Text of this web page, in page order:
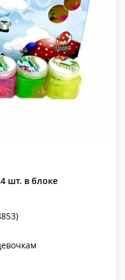
шт. в блоке